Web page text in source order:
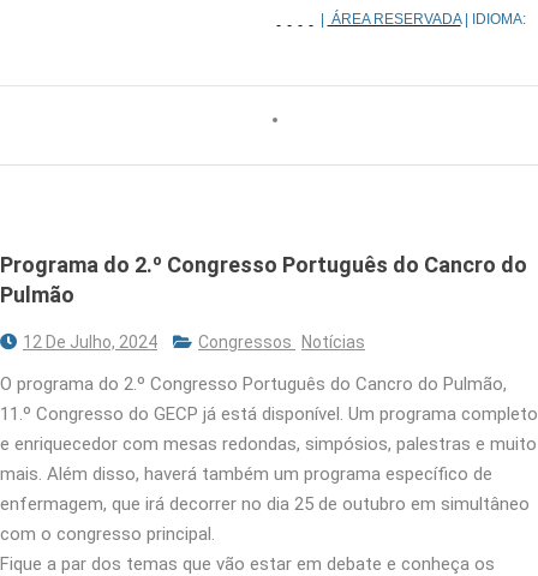
ÁREA RESERVADA| IDIOMA:
Programa do 2.º Congresso Português do Cancro do
Pulmão
12 De Julho, 2024 Congressos Notícias
O programa do 2.º Congresso Português do Cancro do Pulmão,
11.º Congresso do GECP já está disponível. Um programa completo
e enriquecedor com mesas redondas, simpósios, palestras e muito
mais. Além disso, haverá também um programa específico de
enfermagem, que irá decorrer no dia 25 de outubro em simultâneo
com o congresso principal.
Fique a par dos temas que vão estar em debate e conheça os